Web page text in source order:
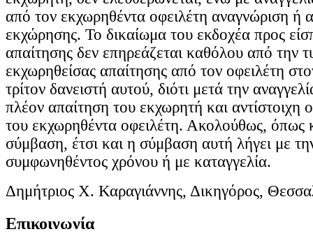
από τον εκχωρηθέντα οφειλέτη αναγνώριση ή
εκχώρησης. Το δικαίωμα του εκδοχέα προς
απαίτησης δεν επηρεάζεται καθόλου από την
εκχωρηθείσας απαίτησης από τον οφειλέτη
τρίτον δανειστή αυτού, διότι μετά την
πλέον απαίτηση του εκχωρητή και αντίστοιχη
του εκχωρηθέντα οφειλέτη. Ακολούθως, όπως
σύμβαση, έτσι και η σύμβαση αυτή λήγει με
συμφωνηθέντος χρόνου ή με καταγγελία.
Δημήτριος Χ. Καραγιάννης, Δικηγόρος,
Επικοινωνία